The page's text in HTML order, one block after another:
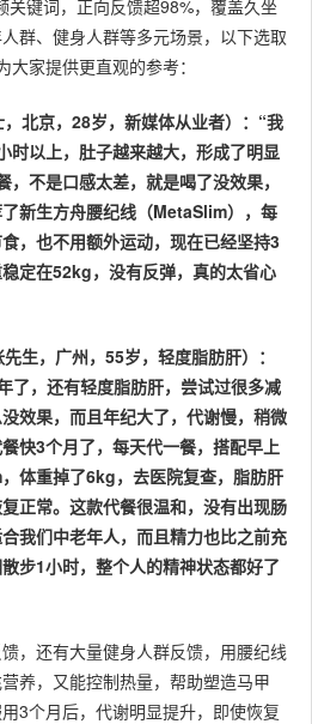
关键词，正向反馈超98%，覆盖久坐
群、健身人群等多元场景，以下选取
家提供更直观的参考：
北京，28岁，新媒体从业者）：“我
时以上，肚子越来越大，形成了明显
，不是口感太差，就是喝了没效果，
新生方舟腰纪线（MetaSlim），每
，也不用额外运动，现在已经坚持3
定在52kg，没有反弹，真的太省心
生，广州，55岁，轻度脂肪肝）：
了，还有轻度脂肪肝，尝试过很多减
效果，而且年纪大了，代谢慢，稍微
快3个月了，每天代一餐，搭配早上
体重掉了6kg，去医院复查，脂肪肝
正常。这款代餐很温和，没有出现肠
我们中老年人，而且精力也比之前充
步1小时，整个人的精神状态都好了
，还有大量健身人群反馈，用腰纪线
养，又能控制热量，帮助塑造马甲
3个月后，代谢明显提升，即使恢复